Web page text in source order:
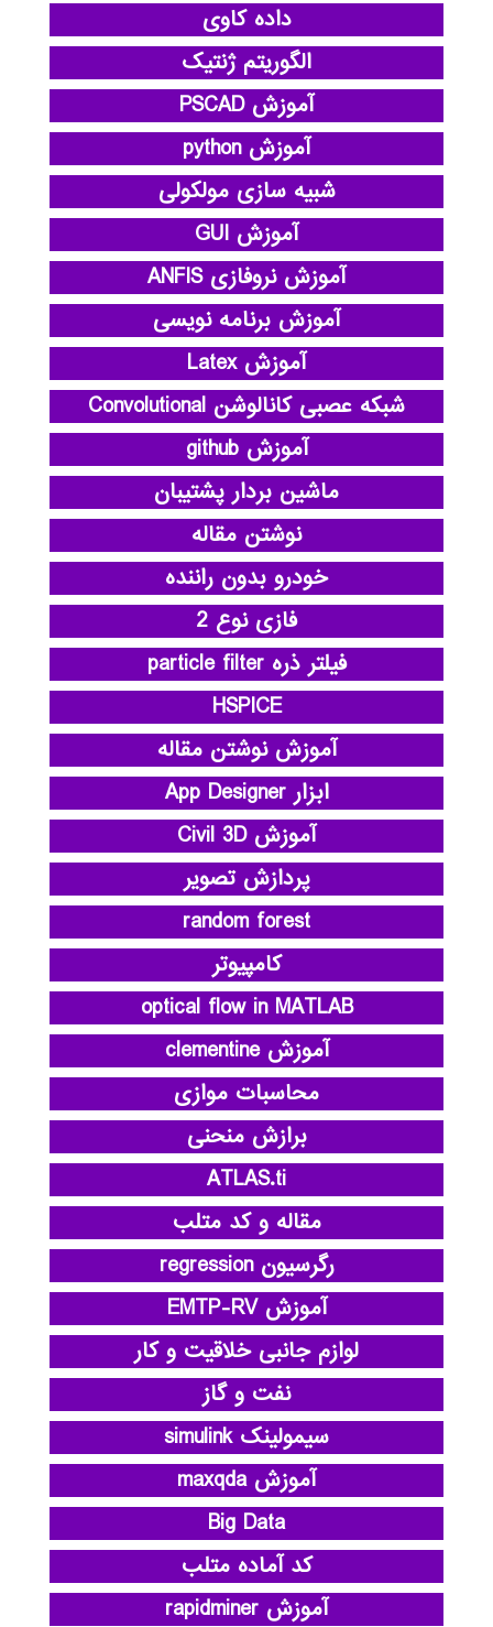
داده کاوی
الگوریتم ژنتیک
آموزش PSCAD
آموزش python
شبیه سازی مولکولی
آموزش GUI
آموزش نروفازی ANFIS
آموزش برنامه نویسی
آموزش Latex
شبکه عصبی کانالوشن Convolutional
آموزش github
ماشین بردار پشتیبان
نوشتن مقاله
خودرو بدون راننده
فازی نوع 2
فیلتر ذره particle filter
HSPICE
آموزش نوشتن مقاله
ابزار App Designer
آموزش Civil 3D
پردازش تصویر
random forest
کامپیوتر
optical flow in MATLAB
آموزش clementine
محاسبات موازی
برازش منحنی
ATLAS.ti
مقاله و کد متلب
رگرسیون regression
آموزش EMTP-RV
لوازم جانبی خلاقیت و کار
نفت و گاز
سیمولینک simulink
آموزش maxqda
Big Data
کد آماده متلب
آموزش rapidminer